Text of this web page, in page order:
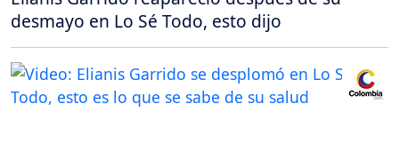
desmayo en Lo Sé Todo, esto dijo